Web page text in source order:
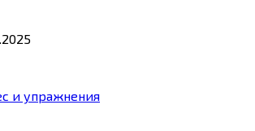
и упражнения